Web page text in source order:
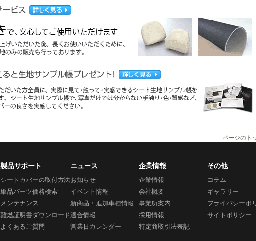
ページのト
製品サポート
シートカバーの取付方法
単品パーツ価格検索
メンテナンス
難燃証明書ダウンロード
よくあるご質問
ニュース
お知らせ
イベント情報
新商品・追加車種情報
適合情報
営業日カレンダー
企業情報
企業情報
会社概要
事業所案内
採用情報
特定商取引法表記
その他
コラム
ギャラリー
プライバシーポ
サイトポリシー